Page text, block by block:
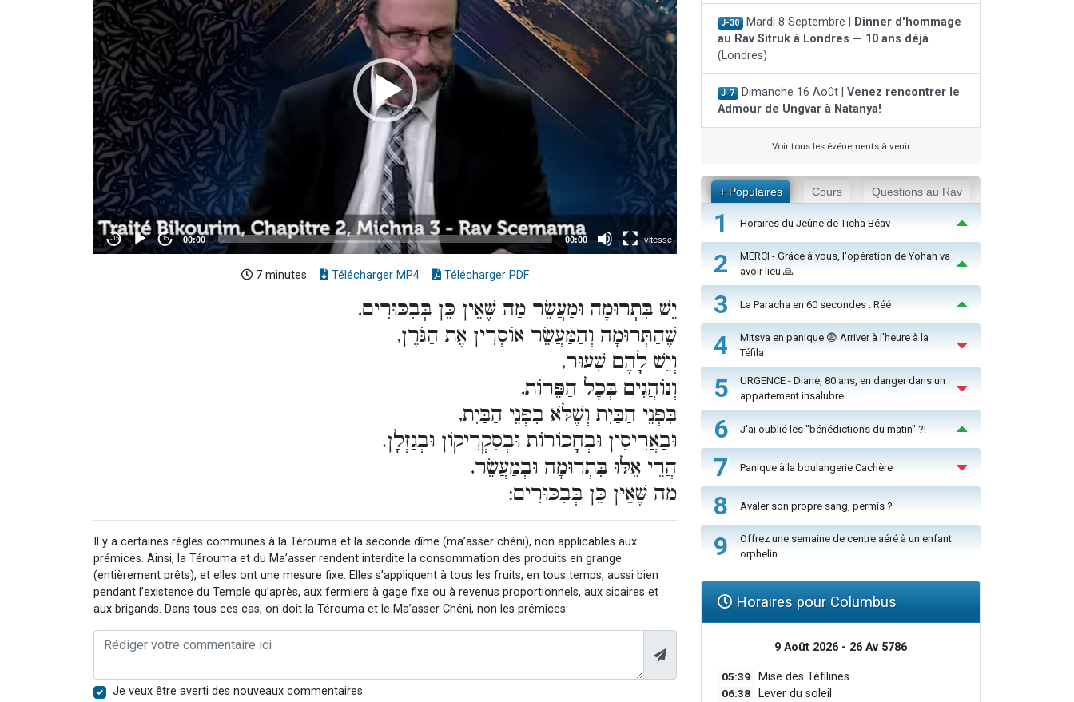
7 minutes Télécharger MP4 Télécharger PDF
יֵשׁ בִּתְרוּמָה וּמַעֲשֵׂר מַה שֶּׁאֵין כֵּן בְּבִכּוּרִים,
שֶׁהַתְּרוּמָה וְהַמַּעֲשֵׂר אוֹסְרִין אֶת הַגֹּרֶן,
וְיֵשׁ לָהֶם שִׁעוּר,
וְנוֹהֲגִים בְּכָל הַפֵּרוֹת,
בִּפְנֵי הַבַּיִת וְשֶׁלֹּא בִפְנֵי הַבַּיִת,
וּבַאֲרִיסִין וּבְחָכוֹרוֹת וּבְסִקְרִיקוֹן וּבְגַזְלָן.
הֲרֵי אֵלּוּ בִּתְרוּמָה וּבְמַעֲשֵׂר,
מַה שֶּׁאֵין כֵּן בְּבִכּוּרִים:
Il y a certaines règles communes à la Térouma et la seconde dîme (ma’asser chéni), non applicables aux
prémices. Ainsi, la Térouma et du Ma’asser rendent interdite la consommation des produits en grange
(entièrement prêts), et elles ont une mesure fixe. Elles s’appliquent à tous les fruits, en tous temps, aussi bien
pendant l’existence du Temple qu’après, aux fermiers à gage fixe ou à revenus proportionnels, aux sicaires et
aux brigands. Dans tous ces cas, on doit la Térouma et le Ma’asser Chéni, non les prémices.
Je veux être averti des nouveaux commentaires
J-30 Mardi 8 Septembre |
Dinner d'hommage
au Rav Sitruk à Londres — 10 ans déjà
(Londres)
J-7 Dimanche 16 Août | Venez rencontrer le
Admour de Ungvar à Natanya!
Voir tous les événements à venir
+ Populaires Cours Questions au Rav
1 Horaires du Jeûne de Ticha Béav
2
MERCI - Grâce à vous, l'opération de Yohan va
avoir lieu 🙏
3 La Paracha en 60 secondes : Réé
4
Mitsva en panique 😨 Arriver à l'heure à la
Téfila
5
URGENCE - Diane, 80 ans, en danger dans un
appartement insalubre
6 J'ai oublié les "bénédictions du matin" ?!
7 Panique à la boulangerie Cachère
8 Avaler son propre sang, permis ?
9
Offrez une semaine de centre aéré à un enfant
orphelin
Horaires pour Columbus
9 Août 2026 - 26 Av 5786
05:39 Mise des Téfilines
06:38 Lever du soleil